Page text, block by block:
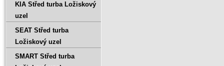
KIA Střed turba Ložiskový
uzel
SEAT Střed turba
Ložiskový uzel
SMART Střed turba